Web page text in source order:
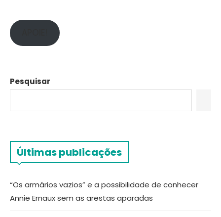
Pesquisar
Últimas publicações
“Os armários vazios” e a possibilidade de conhecer
Annie Ernaux sem as arestas aparadas